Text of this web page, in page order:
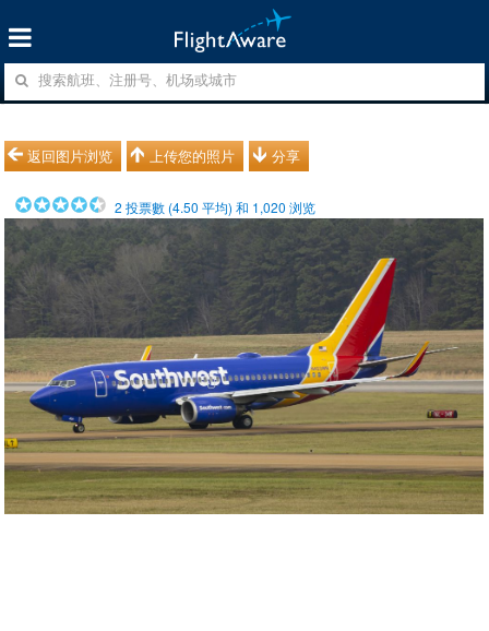
返回图片浏览 上传您的照片 分享
2 投票數 (4.50 平均) 和 1,020 浏览